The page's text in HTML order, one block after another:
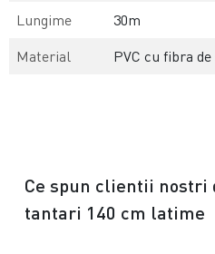
Lungime
30m
Material
PVC cu fibra
Ce spun clientii nostri
tantari 140 cm latime